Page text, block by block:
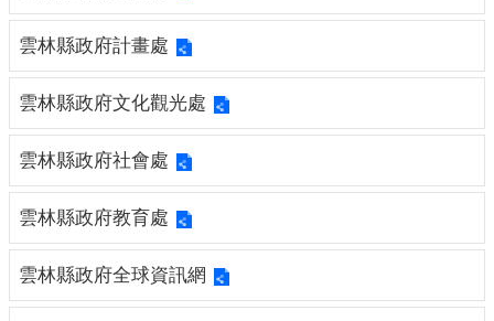
回
首
頁
雲
林
縣
政
府
雲
林
雲林縣政府計畫處
雲林縣政府文化觀光處
雲林縣政府社會處
雲林縣政府教育處
雲林縣政府全球資訊網